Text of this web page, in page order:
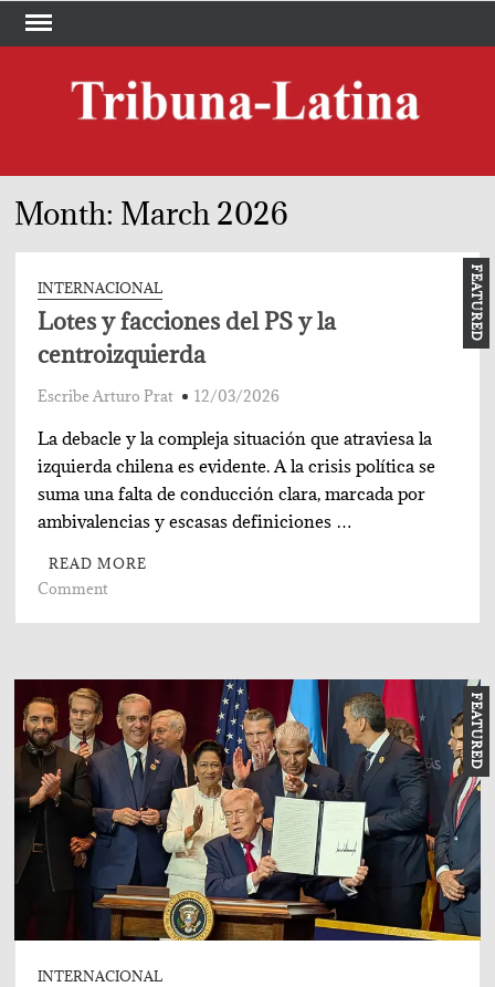
Skip
Month: March 2026
FEATURED
INTERNACIONAL
Lotes y facciones del PS y la
centroizquierda
Escribe Arturo Prat 12/03/2026
La debacle y la compleja situación que atraviesa la
izquierda chilena es evidente. A la crisis política se
suma una falta de conducción clara, marcada por
ambivalencias y escasas definiciones …
READ MORE
Commenton
del
PS
la
centroizquierda
FEATURED
INTERNACIONAL